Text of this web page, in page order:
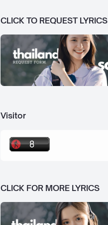
CLICK TO REQUEST LYRICS
Visitor
CLICK FOR MORE LYRICS